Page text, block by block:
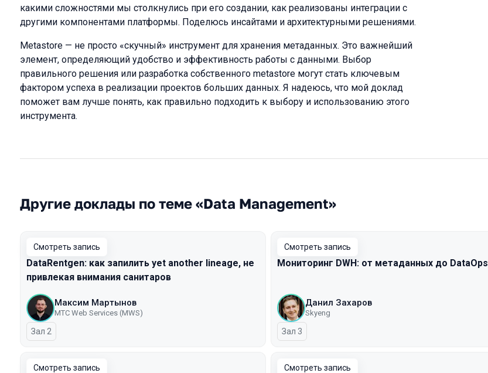
какими сложностями мы столкнулись при его создании, как реализованы интеграции с
другими компонентами платформы. Поделюсь инсайтами и архитектурными решениями.
Metastore — не просто «скучный» инструмент для хранения метаданных. Это важнейший
элемент, определяющий удобство и эффективность работы с данными. Выбор
правильного решения или разработка собственного metastore могут стать ключевым
фактором успеха в реализации проектов больших данных. Я надеюсь, что мой доклад
поможет вам лучше понять, как правильно подходить к выбору и использованию этого
инструмента.
Другие доклады по теме «Data Management»
Смотреть запись
DataRentgen: как запилить yet another lineage, не
привлекая внимания санитаров
Максим Мартынов
MTС Web Services (MWS)
Зал 2
Смотреть запись
Мониторинг DWH: от метаданных до DataOps
Данил Захаров
Skyeng
Зал 3
Смотреть запись Смотреть запись